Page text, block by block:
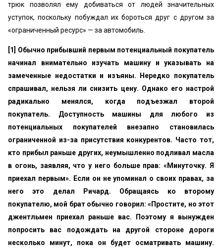
трюк позволял ему добиваться от людей значительных
уступок, поскольку побуждал их бороться друг с другом за
«ограниченный ресурс» — за автомобиль.
[1] Обычно прибывший первым потенциальный покупатель
начинал внимательно изучать машину и указывать на
замеченные недостатки и изъяны. Нередко покупатель
спрашивал, нельзя ли снизить цену. Однако его настрой
радикально менялся, когда подъезжал второй
покупатель. Доступность машины для любого из
потенциальных покупателей внезапно становилась
ограниченной из-за присутствия конкурентов. Часто тот,
кто прибыл раньше других, неумышленно подливал масла
в огонь, заявляя, что у него больше прав: «Минуточку. Я
приехал первым». Если он не упоминал о своих правах, за
него это делал Ричард. Обращаясь ко второму
покупателю, мой брат обычно говорил: «Простите, но этот
джентльмен приехал раньше вас. Поэтому я вынужден
попросить вас подождать на другой стороне дороги
несколько минут, пока он будет осматривать машину.